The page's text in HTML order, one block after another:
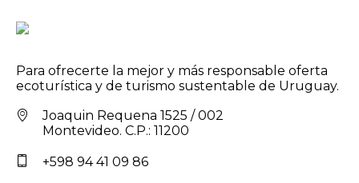
Para ofrecerte la mejor y más responsable oferta
ecoturística y de turismo sustentable de Uruguay.
Joaquin Requena 1525 / 002
Montevideo. C.P.: 11200
+598 94 41 09 86